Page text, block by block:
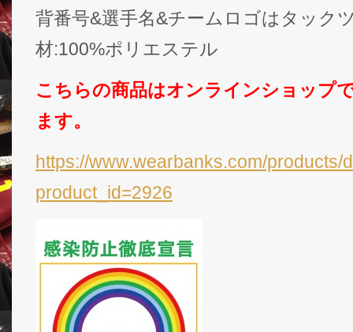
背番号&選手名&チームロゴはタッ
材:100%ポリエステル
こちらの商品はオンラインショップ
ます。
https://www.wearbanks.com/products/
product_id=2926